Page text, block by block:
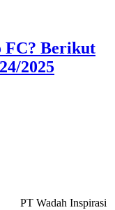
FC? Berikut
2025
PT Wadah Inspirasi